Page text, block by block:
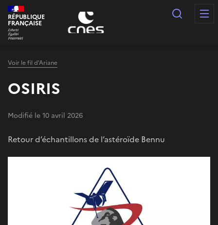
Panneau de gestion des cookies
RÉPUBLIQUE
FRANÇAISE
Voir le fil d'Ariane
OSIRIS
Modifié le 10 avril 2026
Retour d’échantillons de l’astéroïde Bennu